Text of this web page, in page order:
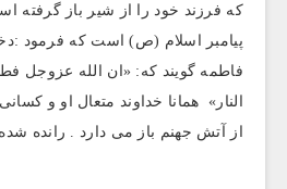
که فرزند خود را از شیر باز گرفته
پیامبر اسلام (ص) است که فرمود
فاطمه گویند که: «ان الله عزوجل
النار» همانا خداوند متعال او و
از آتش جهنم باز می دارد . رانده